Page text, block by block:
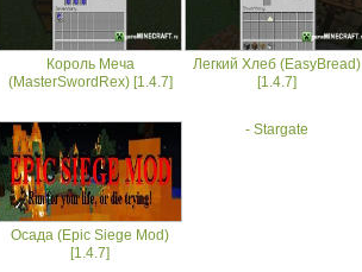
Король Меча
(MasterSwordRex) [1.4.7]
Легкий Хлеб (EasyBread)
[1.4.7]
Осада (Epic Siege Mod)
[1.4.7]
- Stargate